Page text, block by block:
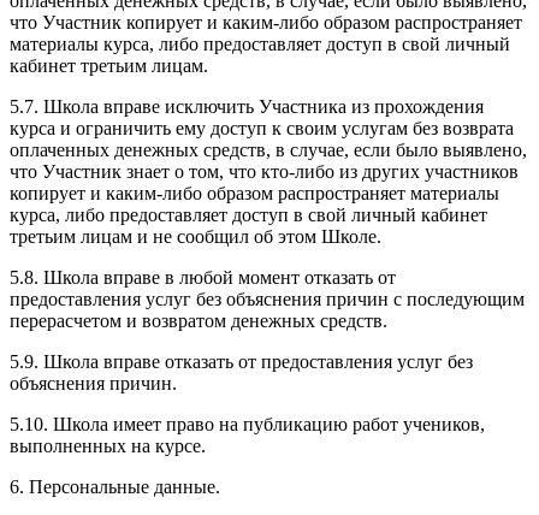
что Участник копирует и каким-либо образом распространяет
материалы курса, либо предоставляет доступ в свой личный
кабинет третьим лицам.
5.7. Школа вправе исключить Участника из прохождения
курса и ограничить ему доступ к своим услугам без возврата
оплаченных денежных средств, в случае, если было выявлено,
что Участник знает о том, что кто-либо из других участников
копирует и каким-либо образом распространяет материалы
курса, либо предоставляет доступ в свой личный кабинет
третьим лицам и не сообщил об этом Школе.
5.8. Школа вправе в любой момент отказать от
предоставления услуг без объяснения причин с последующим
перерасчетом и возвратом денежных средств.
5.9. Школа вправе отказать от предоставления услуг без
объяснения причин.
5.10. Школа имеет право на публикацию работ учеников,
выполненных на курсе.
6. Персональные данные.